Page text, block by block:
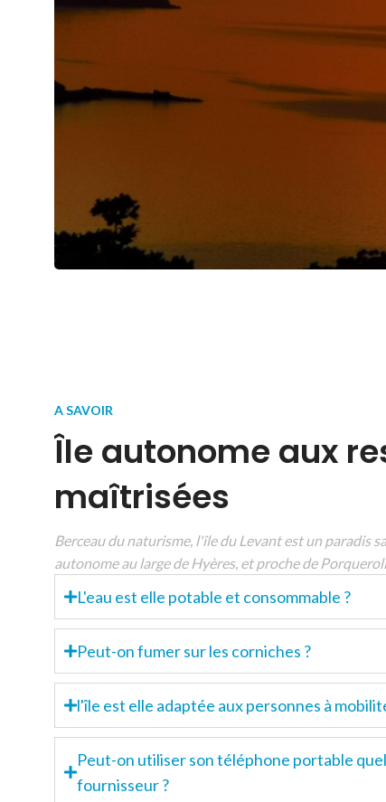
A SAVOIR
Île autonome aux
maîtrisées
Berceau du naturisme, l'île du Levant est un paradis
autonome au large de Hyères, et proche de
L'eau est elle potable et consommable ?
Peut-on fumer sur les corniches ?
l'île est elle adaptée aux personnes à
Peut-on utiliser son téléphone portable
fournisseur ?